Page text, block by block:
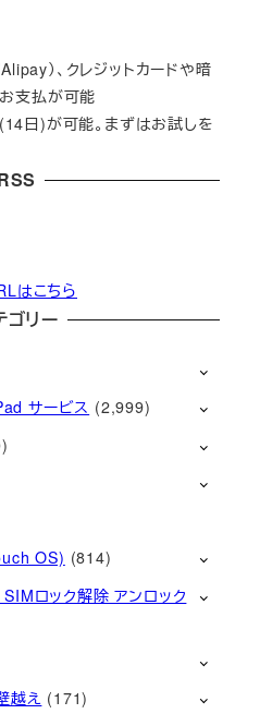
）、クレジットカードや暗
支払が可能
日)が可能。まずはお試しを
はこちら
ゴリー
サービス (2,999)
OS) (814)
ロック解除 アンロック
越え (171)